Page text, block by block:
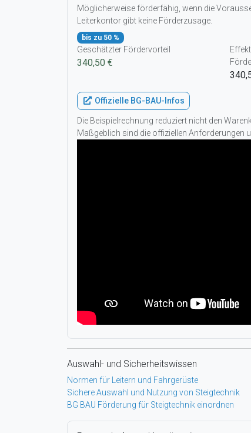
Möglicherweise förderfähig, wenn die
Leiterkontor gibt keine Förderzusage.
bis zu 50 %
Geschätzter Fördervorteil
340,50 €
Offizielle BG-BAU-Infos
Die Beispielrechnung reduziert nicht den
Maßgeblich sind die offiziellen Anforderungen
Auswahl- und Sicherheitswissen
Normen für Leitern und Fahrgerüste
Sichere Auswahl und Nutzung von Steigtechnik
BG BAU Förderung für Steigtechnik einordnen